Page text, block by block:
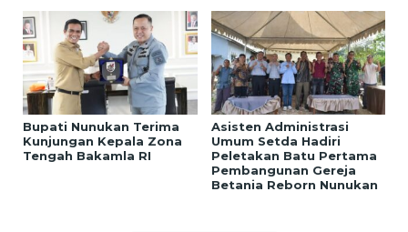
Bupati Nunukan Terima
Kunjungan Kepala Zona
Tengah Bakamla RI
Asisten Administrasi
Umum Setda Hadiri
Peletakan Batu Pertama
Pembangunan Gereja
Betania Reborn Nunukan